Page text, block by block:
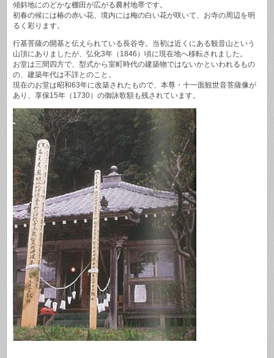
傾斜地にのどかな棚田が広がる農村地帯です。
初春の候には椿の赤い花、境内には梅の白い花が咲いて、お寺の周辺を明
るく彩ります。
行基菩薩の開基と伝えられている長谷寺。当初は近くにある観音山という
山頂にありましたが、弘化3年（1846）頃に現在地へ移転されました。
お堂は三間四方で、型式から室町時代の建築物ではないかといわれるもの
の、建築年代は不詳とのこと。
現在のお堂は昭和63年に改築されたもので、本尊・十一面観世音菩薩像が
あり、享保15年（1730）の御詠歌額も残されています。